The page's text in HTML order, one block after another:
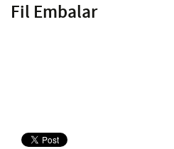
Fil Embalar